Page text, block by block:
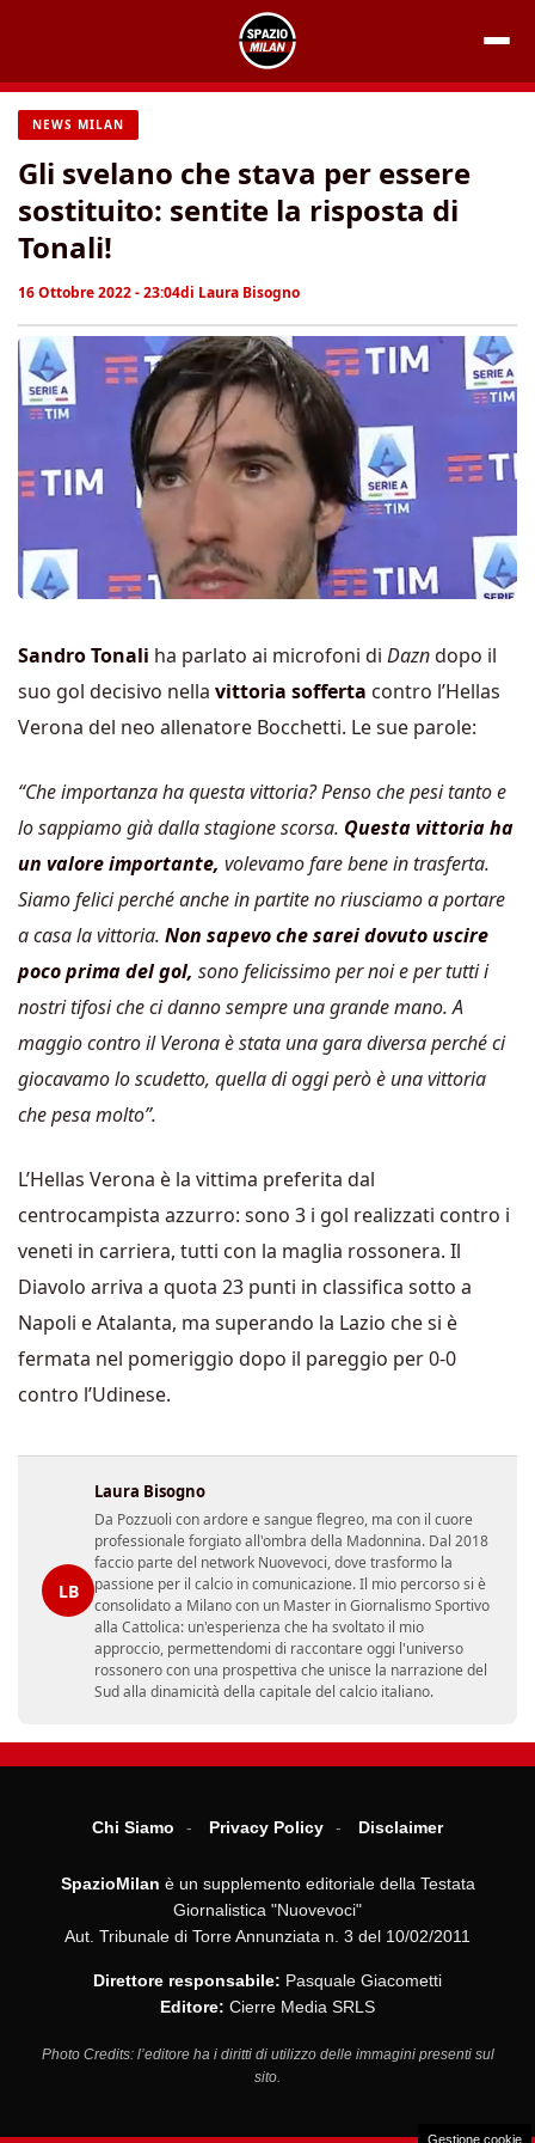
contenuto
NEWS MILAN
Gli svelano che stava per essere
sostituito: sentite la risposta di
Tonali!
16 Ottobre 2022 - 23:04di Laura Bisogno
Sandro Tonali ha parlato ai microfoni di Dazndopo il
suo gol decisivo nella vittoria sofferta contro l’Hellas
Verona del neo allenatore Bocchetti. Le sue parole:
“Che importanza ha questa vittoria? Penso che pesi tanto e
lo sappiamo già dalla stagione scorsa. Questa vittoria ha
un valore importante, volevamo fare bene in trasferta.
Siamo felici perché anche in partite no riusciamo a portare
a casa la vittoria. Non sapevo che sarei dovuto uscire
poco prima del gol, sono felicissimo per noi e per tutti i
nostri tifosi che ci danno sempre una grande mano. A
maggio contro il Verona è stata una gara diversa perché ci
giocavamo lo scudetto, quella di oggi però è una vittoria
che pesa molto”.
L’Hellas Verona è la vittima preferita dal
centrocampista azzurro: sono 3 i gol realizzati contro i
veneti in carriera, tutti con la maglia rossonera. Il
Diavolo arriva a quota 23 punti in classifica sotto a
Napoli e Atalanta, ma superando la Lazio che si è
fermata nel pomeriggio dopo il pareggio per 0-0
contro l’Udinese.
LB
Laura Bisogno
Da Pozzuoli con ardore e sangue flegreo, ma con il cuore
professionale forgiato all'ombra della Madonnina. Dal 2018
faccio parte del network Nuovevoci, dove trasformo la
passione per il calcio in comunicazione. Il mio percorso si è
consolidato a Milano con un Master in Giornalismo Sportivo
alla Cattolica: un'esperienza che ha svoltato il mio
approccio, permettendomi di raccontare oggi l'universo
rossonero con una prospettiva che unisce la narrazione del
Sud alla dinamicità della capitale del calcio italiano.
Chi Siamo Privacy Policy Disclaimer
SpazioMilan è un supplemento editoriale della Testata
Giornalistica "Nuovevoci"
Aut. Tribunale di Torre Annunziata n. 3 del 10/02/2011
Direttore responsabile: Pasquale Giacometti
Editore: Cierre Media SRLS
Photo Credits: l’editore ha i diritti di utilizzo delle immagini presenti sul
sito.
Gestione cookie